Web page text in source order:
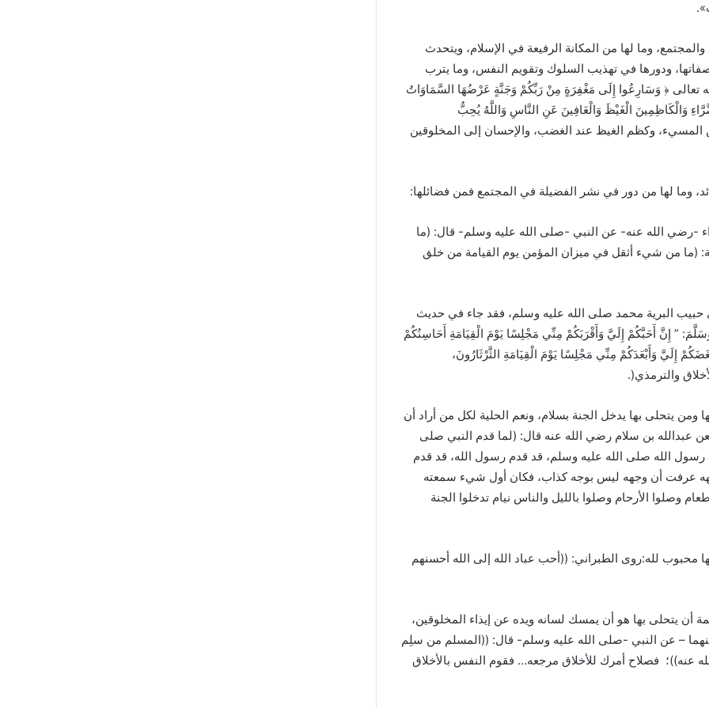
وما لها من المكانة الرفيعة في الإسلام، ويتحدث
ودورها في تهذيب السلوك وتقويم النفس، وما يترب
تعالى ﴿ وَسَارِعُوا إِلَى مَغْفِرَةٍ مِنْ رَبِّكُمْ وَجَنَّةٍ عَرْضُهَا السَّمَاوَاتُ
وَالْكَاظِمِينَ الْغَيْظَ وَالْعَافِينَ عَنِ النَّاسِ وَاللَّهُ يُحِبُّ
134]، العفو والصفح عن المسيء، وكظم الغيظ عند الغضب، والإحسان إلى المخلوقين
وما لها من دور في نشر الفضيلة في المجتمع فمن فضائلها:
-رضي الله عنه- عن النبي -صلى الله عليه وسلم- قال: (ما
من شيء أثقل في ميزان المؤمن يوم القيامة من خلق
حبيب البرية محمد صلى الله عليه وسلم، فقد جاء في حديث
” إِنَّ أَحَبَّكُمْ إِلَيَّ وَأَقْرَبَكُمْ مِنِّي مَجْلِسًا يَوْمَ الْقِيَامَةِ أَحَاسِنُكُمْ
إِلَيَّ وَأَبْعَدَكُمْ مِنِّي مَجْلِسًا يَوْمَ الْقِيَامَةِ الثَّرْثَارُونَ،
والترمذي(.
ومن يتحلى بها يدخل الجنة بسلام، ونعم الحلية لكل من أراد أن
عبدالله بن سلام رضي الله عنه قال: (لما قدم النبي صلى
رسول الله صلى الله عليه وسلم، قد قدم رسول الله، قد قدم
عرفت أن وجهه ليس بوجه كذاب، فكان أول شيء سمعته
وصلوا الأرحام وصلوا بالليل والناس نيام تدخلوا الجنة
محبوب لله:روى الطبراني: ((أحب عباد الله إلى الله أحسنهم
يتحلى بها هو أن يمسك لسانه ويده عن إيذاء المخلوقين،
– عن النبي -صلى الله عليه وسلم- قال: ((المسلم من سلِم
عنه))؛ فصلاح أمرك للأخلاق مرجعه… فقوم النفس بالأخلاق